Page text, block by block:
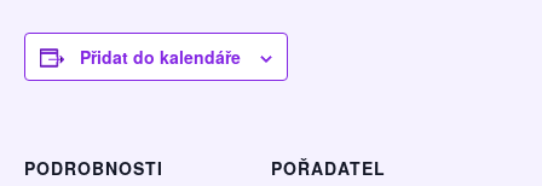
Přidat do kalendáře
PODROBNOSTI
POŘADATEL